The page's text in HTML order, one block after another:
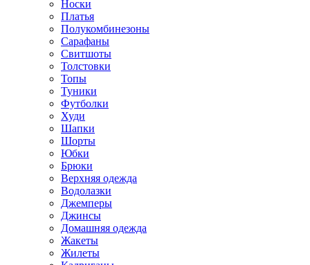
Носки
Платья
Полукомбинезоны
Сарафаны
Свитшоты
Толстовки
Топы
Туники
Футболки
Худи
Шапки
Шорты
Юбки
Брюки
Верхняя одежда
Водолазки
Джемперы
Джинсы
Домашняя одежда
Жакеты
Жилеты